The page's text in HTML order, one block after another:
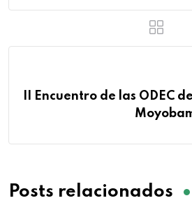
II Encuentro de las ODEC
Posts relacionados